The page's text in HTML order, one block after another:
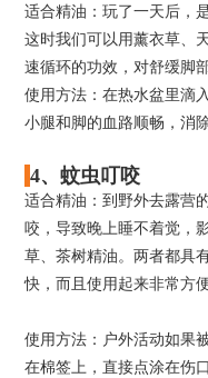
适合精油：玩了一天后，
这时我们可以用薰衣草、
速循环的功效，对舒缓脚
使用方法：在热水盆里滴
小腿和脚的血路顺畅，消
4、蚊虫叮咬
适合精油：到野外去露营
咬，导致晚上睡不着觉，
草、茶树精油。两者都具
快，而且使用起来非常方
使用方法：户外活动如果
在棉签上，直接点涂在伤